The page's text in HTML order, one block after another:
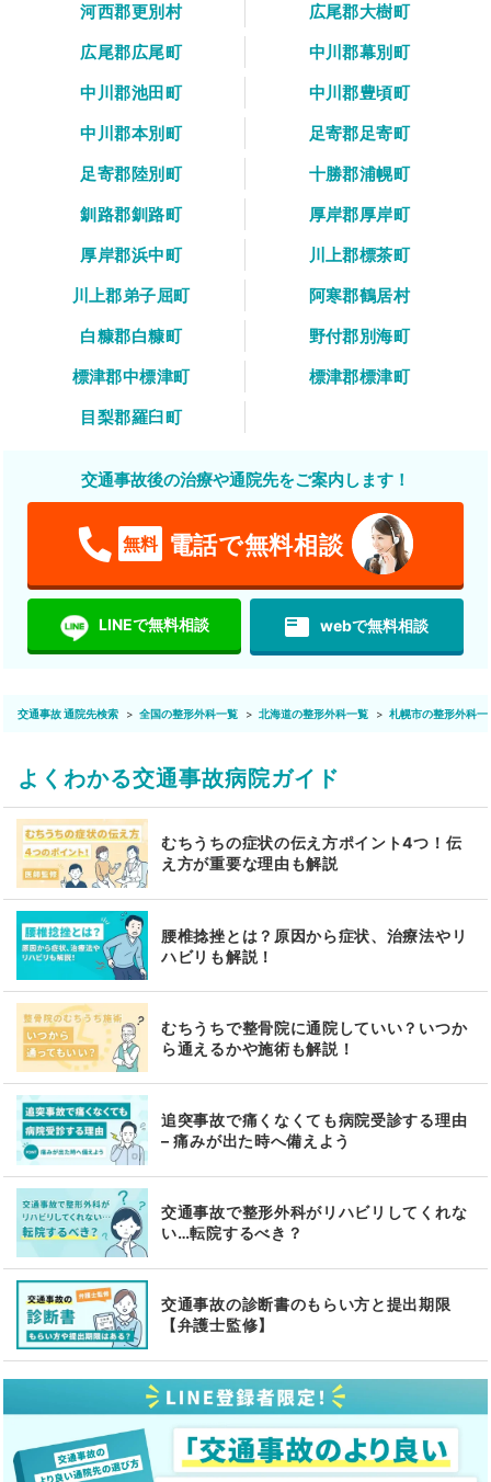
河西郡更別村
広尾郡大樹町
広尾郡広尾町
中川郡幕別町
中川郡池田町
中川郡豊頃町
中川郡本別町
足寄郡足寄町
足寄郡陸別町
十勝郡浦幌町
釧路郡釧路町
厚岸郡厚岸町
厚岸郡浜中町
川上郡標茶町
川上郡弟子屈町
阿寒郡鶴居村
白糠郡白糠町
野付郡別海町
標津郡中標津町
標津郡標津町
目梨郡羅臼町
交通事故後の治療や通院先をご案内します！
無料 電話で無料相談
LINEで無料相談 featured_play_list webで無料相談
交通事故 通院先検索 全国の整形外科一覧 北海道の整形外科一覧 札幌市の整形外科一
よくわかる交通事故病院ガイド
むちうちの症状の伝え方ポイント4つ！伝
え方が重要な理由も解説
腰椎捻挫とは？原因から症状、治療法やリ
ハビリも解説！
むちうちで整骨院に通院していい？いつか
ら通えるかや施術も解説！
追突事故で痛くなくても病院受診する理由
– 痛みが出た時へ備えよう
交通事故で整形外科がリハビリしてくれな
い…転院するべき？
交通事故の診断書のもらい方と提出期限
【弁護士監修】